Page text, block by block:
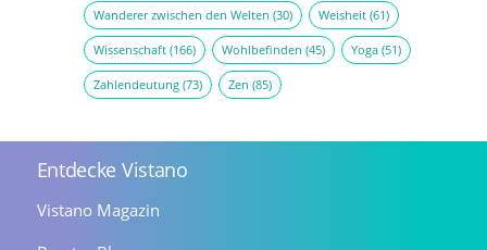
Wanderer zwischen den Welten (30) Weisheit(61)
Wissenschaft(166) Wohlbefinden (45) Yoga(51)
Zahlendeutung(73) Zen (85)
Entdecke Vistano
Vistano Magazin